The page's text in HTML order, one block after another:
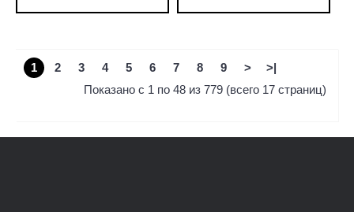
1 2 3 4 5 6 7 8 9 >
>|
Показано с 1 по 48 из 779 (всего 17 страниц)